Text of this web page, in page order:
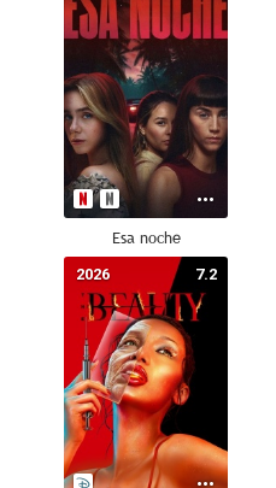
Esa noche
7.2
2026